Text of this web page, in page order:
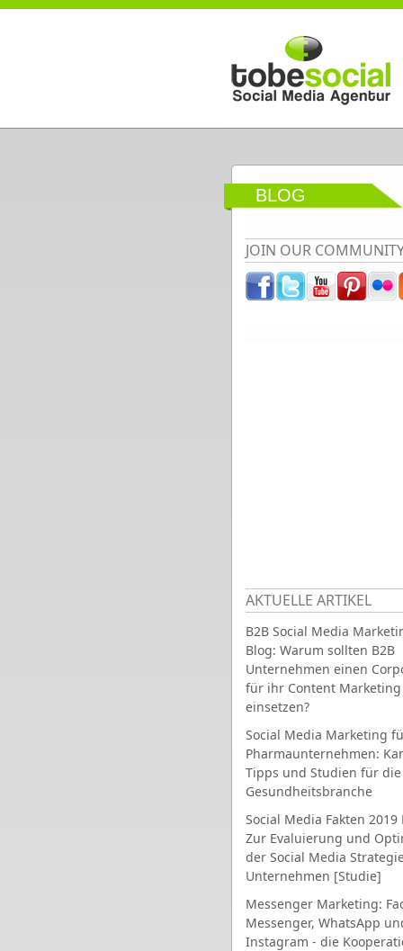
Direkt zum Inhalt
BLOG
JOIN OUR
AKTUELLE ARTIKEL
B2B Social Media
Blog: Warum sollten B2B
Unternehmen einen
für ihr Content Marketing
einsetzen?
Social Media Marketing
Pharmaunternehmen:
Tipps und Studien für die
Gesundheitsbranche
Social Media Fakten 2019
Zur Evaluierung und
der Social Media
Unternehmen [Studie]
Messenger Marketing:
Messenger, WhatsApp
Instagram - die